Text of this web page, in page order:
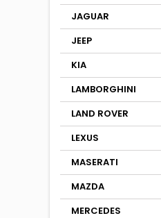
JAGUAR
JEEP
KIA
LAMBORGHINI
LAND ROVER
LEXUS
MASERATI
MAZDA
MERCEDES